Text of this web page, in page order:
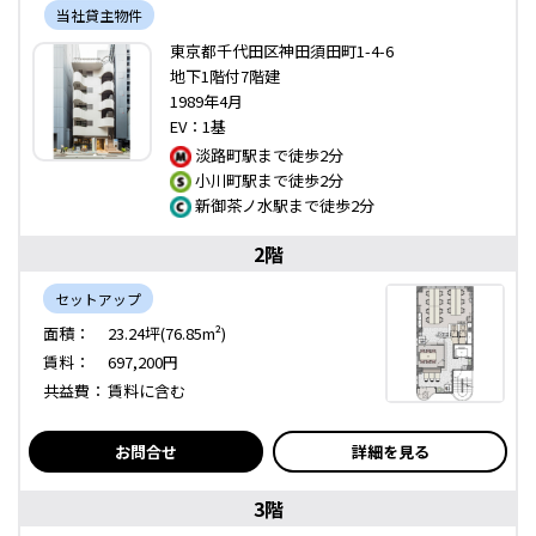
当社貸主物件
東京都千代田区神田須田町1-4-6
地下1階付7階建
1989年4月
EV：1基
淡路町駅まで徒歩2分
小川町駅まで徒歩2分
新御茶ノ水駅まで徒歩2分
2階
セットアップ
面積：
23.24坪(76.85m²)
賃料：
697,200円
共益費： 賃料に含む
お問合せ 詳細を見る
3階